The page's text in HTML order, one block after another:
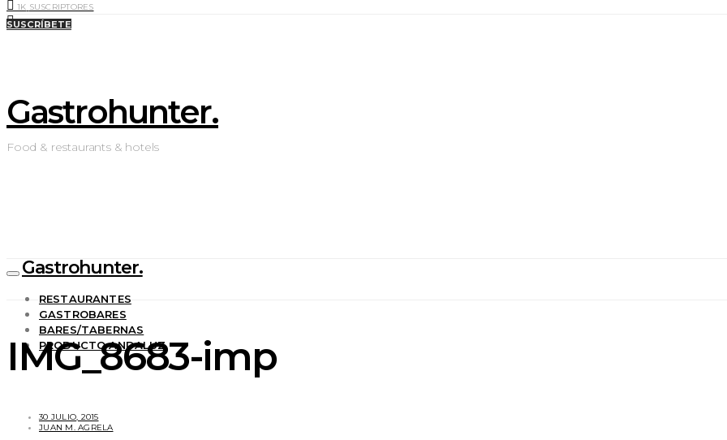
1K SUSCRIPTORES
0 LIKES
SUSCRÍBETE
Gastrohunter.
Food & restaurants & hotels
Gastrohunter.
RESTAURANTES
GASTROBARES
BARES/TABERNAS
PRODUCTO ANDALUZ
IMG_8683-imp
30 JULIO, 2015
JUAN M. AGRELA